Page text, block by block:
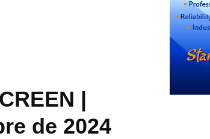
|
de 2024